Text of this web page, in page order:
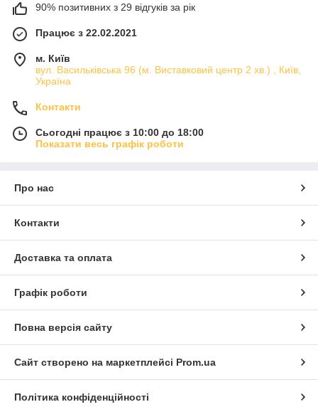
90% позитивних з 29 відгуків за рік
Працює з 22.02.2021
м. Київ
вул. Васильківська 96 (м. Виставковий центр 2 хв.) , Київ,
Україна
Контакти
Сьогодні працює з 10:00 до 18:00
Показати весь графік роботи
Про нас
Контакти
Доставка та оплата
Графік роботи
Повна версія сайту
Сайт створено на маркетплейсі Prom.ua
Політика конфіденційності